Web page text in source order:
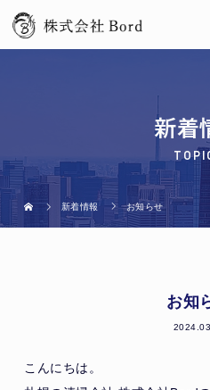
新着
新着情報 お知らせ
お知
こんにちは。